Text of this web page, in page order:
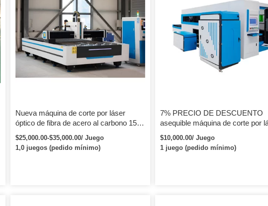
Nueva máquina de corte por láser
óptico de fibra de acero al carbono 1530
de mesa, máquina cortadora de tubos y
placas de metal con rotativa
$25,000.00-$35,000.00/ Juego
1,0 juegos (pedido mínimo)
7% PRECIO DE DESCUENTO
asequible máquina de corte por
fibra de cubierta completa 1000w
2000w 3000w 6000w / potencia
máquina de corte por láser
$10,000.00/ Juego
1 juego (pedido mínimo)